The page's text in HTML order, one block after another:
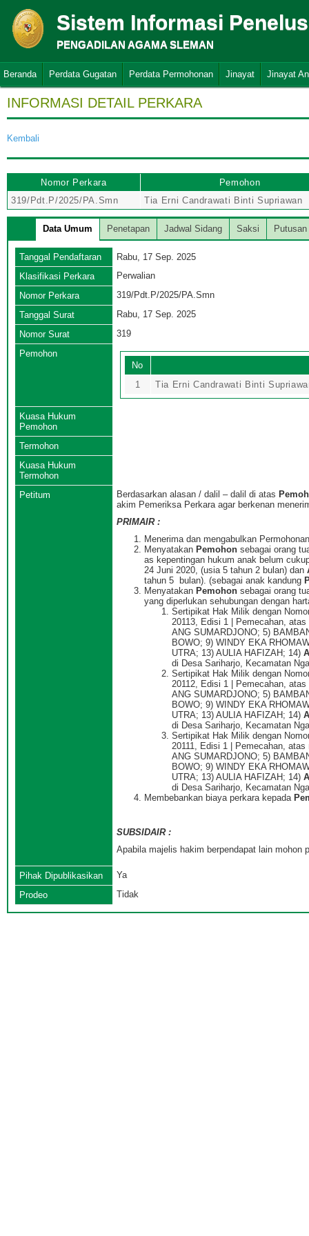
Sistem Informasi
PENGADILAN AGAMA SLEMAN
Beranda Perdata Gugatan Perdata Permohonan Jinayat Jinayat
INFORMASI DETAIL PERKARA
Kembali
Nomor Perkara
Pemohon
319/Pdt.P/2025/PA.Smn
Tia Erni Candrawati Binti Supriawan
Data Umum Penetapan Jadwal Sidang Saksi Putusan
Tanggal Pendaftaran
Rabu, 17 Sep. 2025
Klasifikasi Perkara
Perwalian
Nomor Perkara
319/Pdt.P/2025/PA.Smn
Tanggal Surat
Rabu, 17 Sep. 2025
Nomor Surat
319
Pemohon
No
1
Tia Erni Candrawati Binti
Kuasa Hukum
Pemohon
Termohon
Kuasa Hukum
Termohon
Petitum
Berdasarkan alasan / dalil – dalil di atas
akim Pemeriksa Perkara agar berkenan
PRIMAIR :
Menerima dan mengabulkan
Menyatakan Pemohon sebagai orang
as kepentingan hukum anak belum
24 Juni 2020, (usia 5 tahun 2 bulan) dan
tahun 5 bulan). (sebagai anak kandung
Menyatakan Pemohon sebagai orang
yang diperlukan sehubungan dengan
Sertipikat Hak Milik dengan
20113, Edisi 1 | Pemecahan,
ANG SUMARDJONO; 5)
BOWO; 9) WINDY EKA
UTRA; 13) AULIA HAFIZAH; 14)
di Desa Sariharjo, Kecamatan
Sertipikat Hak Milik dengan
20112, Edisi 1 | Pemecahan,
ANG SUMARDJONO; 5)
BOWO; 9) WINDY EKA
UTRA; 13) AULIA HAFIZAH; 14)
di Desa Sariharjo, Kecamatan
Sertipikat Hak Milik dengan
20111, Edisi 1 | Pemecahan,
ANG SUMARDJONO; 5)
BOWO; 9) WINDY EKA
UTRA; 13) AULIA HAFIZAH; 14)
di Desa Sariharjo, Kecamatan
Membebankan biaya perkara kepada
SUBSIDAIR :
Apabila majelis hakim berpendapat lain mohon
Pihak Dipublikasikan
Ya
Prodeo
Tidak